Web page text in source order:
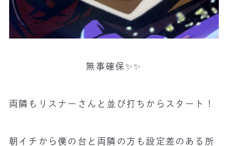
無事確保✨✨
両隣もリスナーさんと並び打ちからスタート！
朝イチから僕の台と両隣の方も設定差のある所